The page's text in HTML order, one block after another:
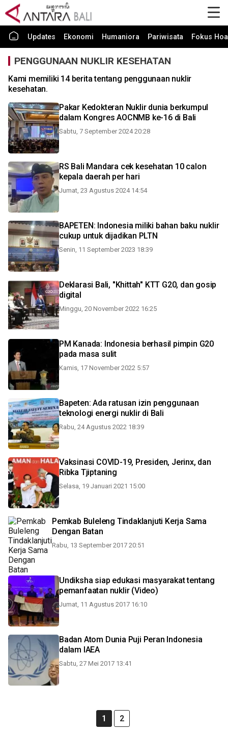
Updates Ekonomi Humaniora Pariwisata Fokus
PENGGUNAAN NUKLIR KESEHATAN
Kami memiliki 14 berita tentang penggunaan nuklir
kesehatan.
Pakar Kedokteran Nuklir dunia berkumpul
dalam Kongres AOCNMB ke-16 di Bali
Sabtu, 7 September 2024 20:28
RS Bali Mandara cek kesehatan 10 calon
kepala daerah per hari
Jumat, 23 Agustus 2024 14:54
BAPETEN: Indonesia miliki bahan baku nuklir
cukup untuk dijadikan PLTN
Senin, 11 September 2023 18:39
Deklarasi Bali, "Khittah" KTT G20, dan gosip
digital
Minggu, 20 November 2022 16:25
PM Kanada: Indonesia berhasil pimpin G20
pada masa sulit
Kamis, 17 November 2022 5:57
Bapeten: Ada ratusan izin penggunaan
teknologi energi nuklir di Bali
Rabu, 24 Agustus 2022 18:39
Vaksinasi COVID-19, Presiden, Jerinx, dan
Ribka Tjiptaning
Selasa, 19 Januari 2021 15:00
Pemkab Buleleng Tindaklanjuti Kerja Sama
Dengan Batan
Rabu, 13 September 2017 20:51
Undiksha siap edukasi masyarakat tentang
pemanfaatan nuklir (Video)
Jumat, 11 Agustus 2017 16:10
Badan Atom Dunia Puji Peran Indonesia
dalam IAEA
Sabtu, 27 Mei 2017 13:41
1 2